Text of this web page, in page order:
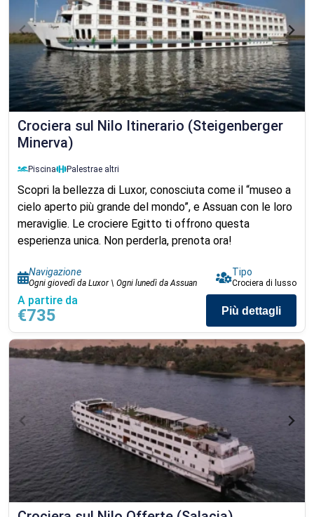
Crociera sul Nilo Itinerario (Steigenberger
Minerva)
Piscina Palestrae altri
Scopri la bellezza di Luxor, conosciuta come il “museo a
cielo aperto più grande del mondo”, e Assuan con le loro
meraviglie. Le crociere Egitto ti offrono questa
esperienza unica. Non perderla, prenota ora!
Navigazione
Ogni giovedì da Luxor \ Ogni lunedì da Assuan
Tipo
Crociera di lusso
A partire da
€735 Più dettagli